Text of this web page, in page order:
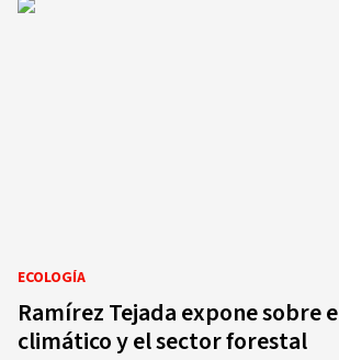
ECOLOGÍA
Ramírez Tejada expone sobre
climático y el sector forestal